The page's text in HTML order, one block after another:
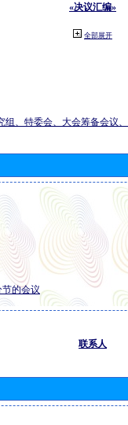
«决议汇编»
全部展开
组、特委会、大会筹备会议
节的会议
联系人